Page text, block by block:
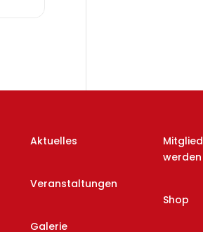
Aktuelles
Veranstaltungen
Galerie
Mitglied
werden
Shop